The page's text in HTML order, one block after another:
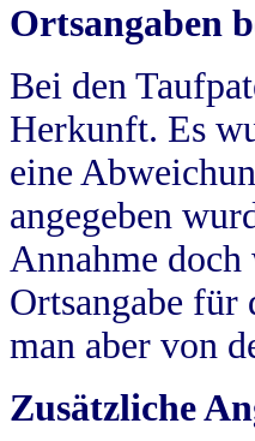
Ortsangaben
Bei den
Herkunft. Es
eine
angegeben
Annahme
Ortsangabe für
man aber von
Zusätzliche